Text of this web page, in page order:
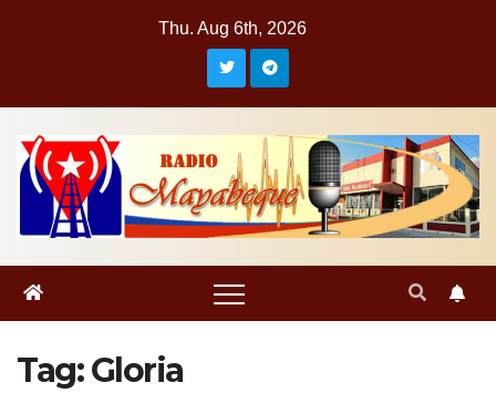
Thu. Aug 6th, 2026
Tag:Gloria